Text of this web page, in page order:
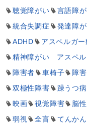
聴覚障がい
言語障
統合失調症
発達障
ADHD
アスペルガー
精神障がい アスペル
障害者
車椅子 障
双極性障害
躁うつ病
映画
視覚障害 脳
弱視
全盲 てんかん